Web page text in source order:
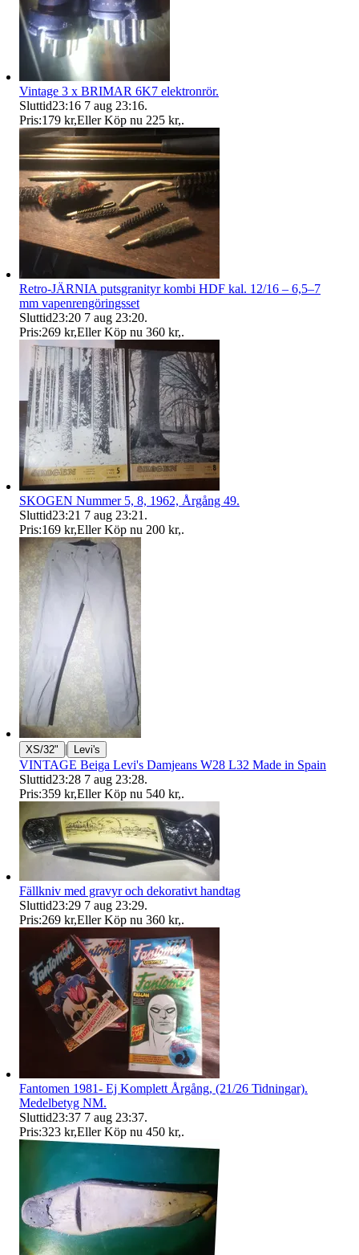
Vintage 3 x BRIMAR 6K7 elektronrör.
Sluttid23:16 7 aug 23:16.
Pris:179 kr,Eller Köp nu 225 kr,.
Retro-JÄRNIA putsgranityr kombi HDF kal. 12/16 – 6,5–7
mm vapenrengöringsset
Sluttid23:20 7 aug 23:20.
Pris:269 kr,Eller Köp nu 360 kr,.
SKOGEN Nummer 5, 8, 1962, Årgång 49.
Sluttid23:21 7 aug 23:21 .
Pris:169 kr,Eller Köp nu 200 kr,.
XS/32" | Levi's
VINTAGE Beiga Levi's Damjeans W28 L32 Made in Spain
Sluttid23:28 7 aug 23:28.
Pris:359 kr,Eller Köp nu 540 kr,.
Fällkniv med gravyr och dekorativt handtag
Sluttid23:29 7 aug 23:29.
Pris:269 kr,Eller Köp nu 360 kr,.
Fantomen 1981- Ej Komplett Årgång, (21/26 Tidningar).
Medelbetyg NM.
Sluttid23:37 7 aug 23:37.
Pris:323 kr,Eller Köp nu 450 kr,.